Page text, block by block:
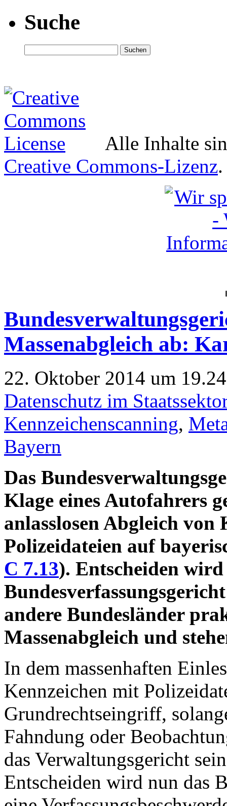
Suche
Alle Inhalte
Creative Commons-Lizenz.
Massenabgleich ab:
22. Oktober 2014 um
Datenschutz im Staatssektor
Kennzeichenscanning,
Bayern
Das
Klage eines Autofahrers
anlasslosen Abgleich
Polizeidateien auf
C 7.13). Entscheiden
andere Bundesländer
Massenabgleich und
In dem massenhaften
Kennzeichen mit
Grundrechtseingriff,
Fahndung oder
das Verwaltungsgericht
Entscheiden wird nun das